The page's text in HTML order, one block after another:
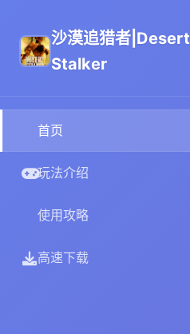
沙漠追猎者|Desert
Stalker
首页
玩法介绍
使用攻略
高速下载